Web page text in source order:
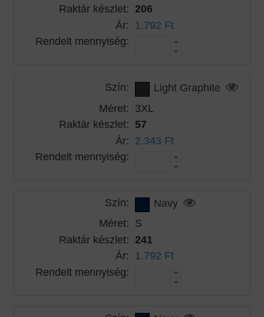
Raktár készlet: 206
Ár: 1.792 Ft
Rendelt mennyiség:
Szín:
Light Graphite
Méret: 3XL
Raktár készlet: 57
Ár: 2.343 Ft
Rendelt mennyiség:
Szín:
Navy
Méret: S
Raktár készlet: 241
Ár: 1.792 Ft
Rendelt mennyiség: